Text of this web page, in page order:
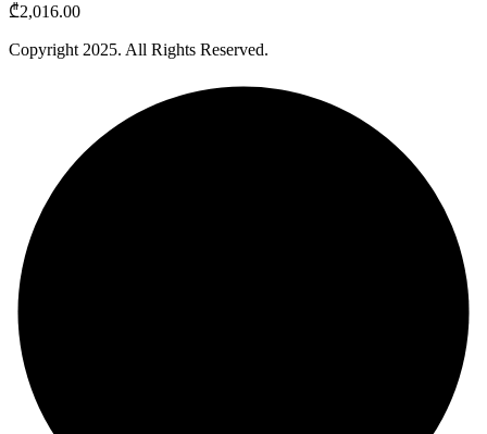
₾2,016.00
Copyright 2025. All Rights Reserved.